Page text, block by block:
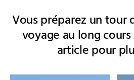
Vous préparez un tour
voyage au long
article pour